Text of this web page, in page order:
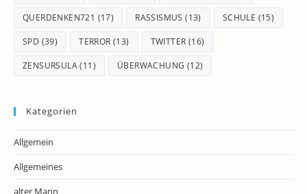
QUERDENKEN721 (17) RASSISMUS (13) SCHULE (15)
SPD (39) TERROR (13) TWITTER (16)
ZENSURSULA(11) ÜBERWACHUNG (12)
Kategorien
Allgemein
Allgemeines
alter Mann